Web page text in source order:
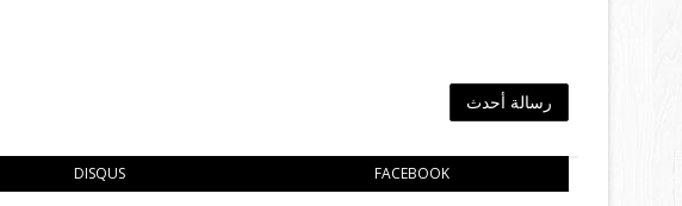
رسالة أحدث
DISQUS FACEBOOK